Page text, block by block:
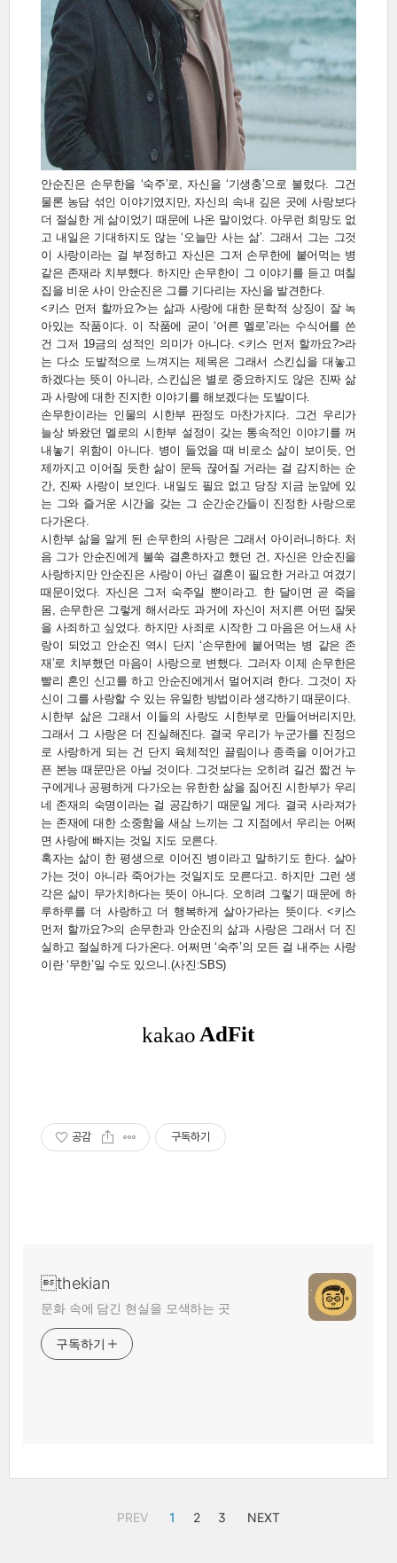
안순진은 손무한을 ‘숙주’로, 자신을 ‘기생충’으로 불렀다. 그건
물론 농담 섞인 이야기였지만, 자신의 속내 깊은 곳에 사랑보다
더 절실한 게 삶이었기 때문에 나온 말이었다. 아무런 희망도 없
고 내일은 기대하지도 않는 ‘오늘만 사는 삶’. 그래서 그는 그것
이 사랑이라는 걸 부정하고 자신은 그저 손무한에 붙어먹는 병
같은 존재라 치부했다. 하지만 손무한이 그 이야기를 듣고 며칠
집을 비운 사이 안순진은 그를 기다리는 자신을 발견한다.
<키스 먼저 할까요?>는 삶과 사랑에 대한 문학적 상징이 잘 녹
아있는 작품이다. 이 작품에 굳이 ‘어른 멜로’라는 수식어를 쓴
건 그저 19금의 성적인 의미가 아니다. <키스 먼저 할까요?>라
는 다소 도발적으로 느껴지는 제목은 그래서 스킨십을 대놓고
하겠다는 뜻이 아니라, 스킨십은 별로 중요하지도 않은 진짜 삶
과 사랑에 대한 진지한 이야기를 해보겠다는 도발이다.
손무한이라는 인물의 시한부 판정도 마찬가지다. 그건 우리가
늘상 봐왔던 멜로의 시한부 설정이 갖는 통속적인 이야기를 꺼
내놓기 위함이 아니다. 병이 들었을 때 비로소 삶이 보이듯, 언
제까지고 이어질 듯한 삶이 문득 끊어질 거라는 걸 감지하는 순
간, 진짜 사랑이 보인다. 내일도 필요 없고 당장 지금 눈앞에 있
는 그와 즐거운 시간을 갖는 그 순간순간들이 진정한 사랑으로
다가온다.
시한부 삶을 알게 된 손무한의 사랑은 그래서 아이러니하다. 처
음 그가 안순진에게 불쑥 결혼하자고 했던 건, 자신은 안순진을
사랑하지만 안순진은 사랑이 아닌 결혼이 필요한 거라고 여겼기
때문이었다. 자신은 그저 숙주일 뿐이라고. 한 달이면 곧 죽을
몸, 손무한은 그렇게 해서라도 과거에 자신이 저지른 어떤 잘못
을 사죄하고 싶었다. 하지만 사죄로 시작한 그 마음은 어느새 사
랑이 되었고 안순진 역시 단지 ‘손무한에 붙어먹는 병 같은 존
재’로 치부했던 마음이 사랑으로 변했다. 그러자 이제 손무한은
빨리 혼인 신고를 하고 안순진에게서 멀어지려 한다. 그것이 자
신이 그를 사랑할 수 있는 유일한 방법이라 생각하기 때문이다.
시한부 삶은 그래서 이들의 사랑도 시한부로 만들어버리지만,
그래서 그 사랑은 더 진실해진다. 결국 우리가 누군가를 진정으
로 사랑하게 되는 건 단지 육체적인 끌림이나 종족을 이어가고
픈 본능 때문만은 아닐 것이다. 그것보다는 오히려 길건 짧건 누
구에게나 공평하게 다가오는 유한한 삶을 짊어진 시한부가 우리
네 존재의 숙명이라는 걸 공감하기 때문일 게다. 결국 사라져가
는 존재에 대한 소중함을 새삼 느끼는 그 지점에서 우리는 어쩌
면 사랑에 빠지는 것일 지도 모른다.
혹자는 삶이 한 평생으로 이어진 병이라고 말하기도 한다. 살아
가는 것이 아니라 죽어가는 것일지도 모른다고. 하지만 그런 생
각은 삶이 무가치하다는 뜻이 아니다. 오히려 그렇기 때문에 하
루하루를 더 사랑하고 더 행복하게 살아가라는 뜻이다. <키스
먼저 할까요?>의 손무한과 안순진의 삶과 사랑은 그래서 더 진
실하고 절실하게 다가온다. 어쩌면 ‘숙주’의 모든 걸 내주는 사랑
이란 ‘무한’일 수도 있으니.(사진:SBS)
공감 구독하기
thekian
문화 속에 담긴 현실을 모색하는 곳
구독하기
PREV 1 2 3 NEXT